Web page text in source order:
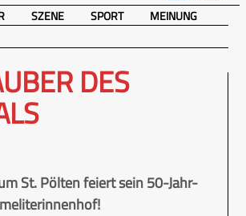
SZENE SPORT MEINUNG
DES
St. Pölten feiert sein 50-Jahr-